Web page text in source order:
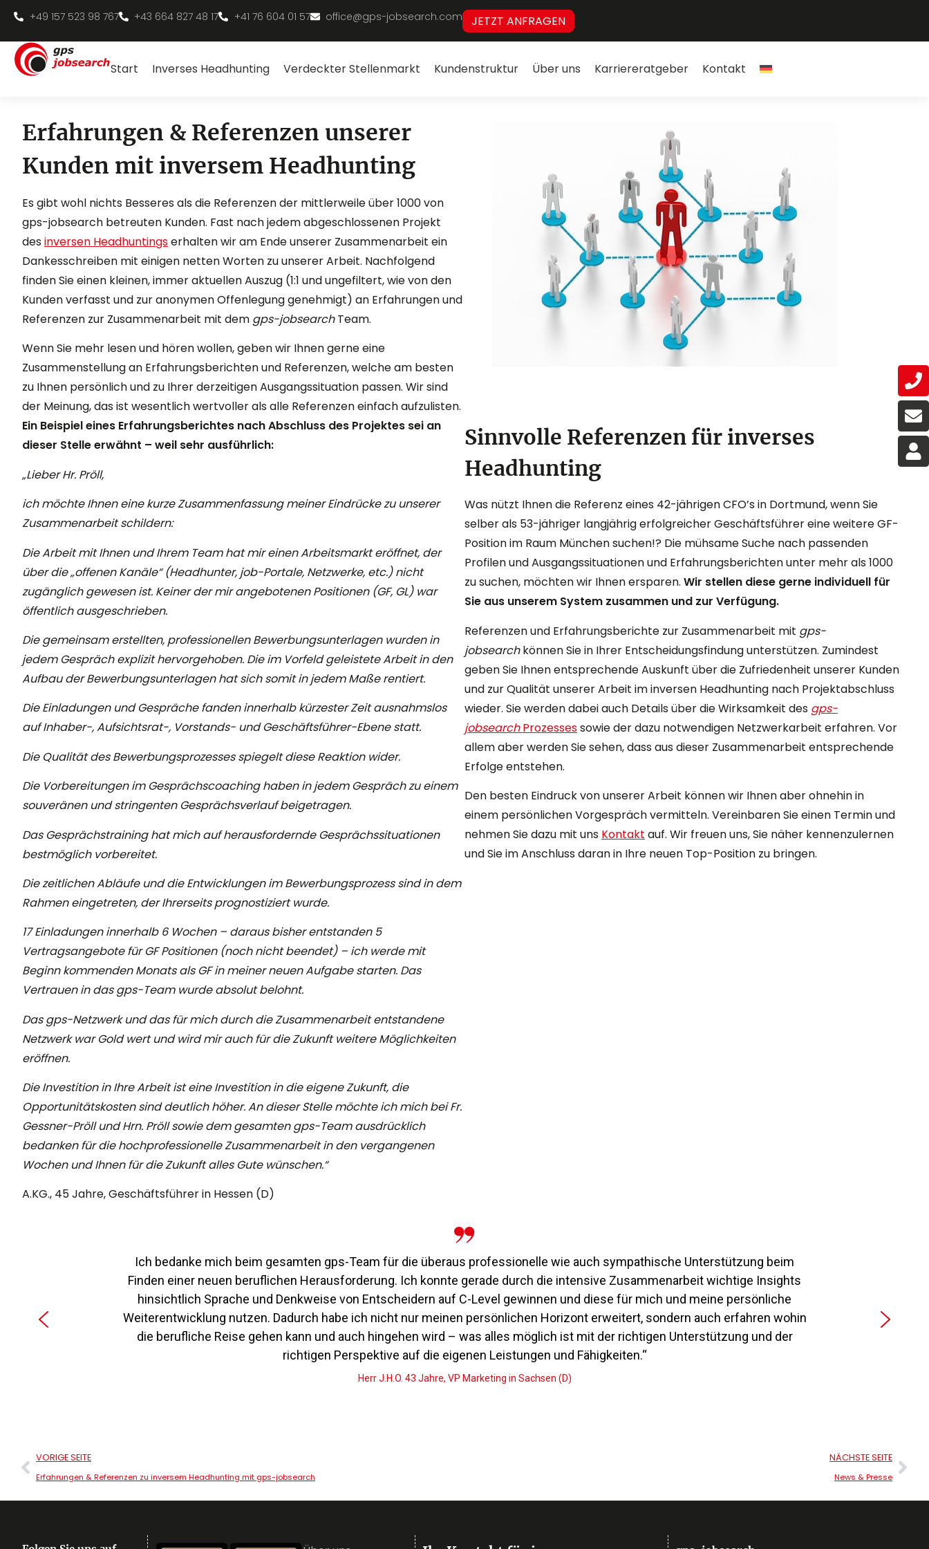
+49 157 523 98 767 +43 664 827 48 17 +41 76 604 01 57 office@gps-jobsearch.com JETZT ANFRAGEN
Start Inverses Headhunting Verdeckter Stellenmarkt Kundenstruktur Über uns Karriereratgeber Kontakt
Erfahrungen & Referenzen unserer
Kunden mit inversem Headhunting
Es gibt wohl nichts Besseres als die Referenzen der mittlerweile über 1000 von
gps-jobsearch betreuten Kunden. Fast nach jedem abgeschlossenen Projekt
desinversen Headhuntingserhalten wir am Ende unserer Zusammenarbeit ein
Dankesschreiben mit einigen netten Worten zu unserer Arbeit. Nachfolgend
finden Sie einen kleinen, immer aktuellen Auszug (1:1 und ungefiltert, wie von den
Kunden verfasst und zur anonymen Offenlegung genehmigt) an Erfahrungen und
Referenzen zur Zusammenarbeit mit dem gps-jobsearchTeam.
Wenn Sie mehr lesen und hören wollen, geben wir Ihnen gerne eine
Zusammenstellung an Erfahrungsberichten und Referenzen, welche am besten
zu Ihnen persönlich und zu Ihrer derzeitigen Ausgangssituation passen. Wir sind
der Meinung, das ist wesentlich wertvoller als alle Referenzen einfach aufzulisten.
Ein Beispiel eines Erfahrungsberichtes nach Abschluss des Projektes sei an
dieser Stelle erwähnt – weil sehr ausführlich:
„Lieber Hr. Pröll,
ich möchte Ihnen eine kurze Zusammenfassung meiner Eindrücke zu unserer
Zusammenarbeit schildern:
Die Arbeit mit Ihnen und Ihrem Team hat mir einen Arbeitsmarkt eröffnet, der
über die „offenen Kanäle“ (Headhunter, job-Portale, Netzwerke, etc.) nicht
zugänglich gewesen ist. Keiner der mir angebotenen Positionen (GF, GL) war
öffentlich ausgeschrieben.
Die gemeinsam erstellten, professionellen Bewerbungsunterlagen wurden in
jedem Gespräch explizit hervorgehoben. Die im Vorfeld geleistete Arbeit in den
Aufbau der Bewerbungsunterlagen hat sich somit in jedem Maße rentiert.
Die Einladungen und Gespräche fanden innerhalb kürzester Zeit ausnahmslos
auf Inhaber-, Aufsichtsrat-, Vorstands- und Geschäftsführer-Ebene statt.
Die Qualität des Bewerbungsprozesses spiegelt diese Reaktion wider.
Die Vorbereitungen im Gesprächscoaching haben in jedem Gespräch zu einem
souveränen und stringenten Gesprächsverlauf beigetragen.
Das Gesprächstraining hat mich auf herausfordernde Gesprächssituationen
bestmöglich vorbereitet.
Die zeitlichen Abläufe und die Entwicklungen im Bewerbungsprozess sind in dem
Rahmen eingetreten, der Ihrerseits prognostiziert wurde.
17 Einladungen innerhalb 6 Wochen – daraus bisher entstanden 5
Vertragsangebote für GF Positionen (noch nicht beendet) – ich werde mit
Beginn kommenden Monats als GF in meiner neuen Aufgabe starten. Das
Vertrauen in das gps-Team wurde absolut belohnt.
Das gps-Netzwerk und das für mich durch die Zusammenarbeit entstandene
Netzwerk war Gold wert und wird mir auch für die Zukunft weitere Möglichkeiten
eröffnen.
Die Investition in Ihre Arbeit ist eine Investition in die eigene Zukunft, die
Opportunitätskosten sind deutlich höher. An dieser Stelle möchte ich mich bei Fr.
Gessner-Pröll und Hrn. Pröll sowie dem gesamten gps-Team ausdrücklich
bedanken für die hochprofessionelle Zusammenarbeit in den vergangenen
Wochen und Ihnen für die Zukunft alles Gute wünschen.“
A.KG., 45 Jahre, Geschäftsführer in Hessen (D)
Sinnvolle Referenzen für inverses
Headhunting
Was nützt Ihnen die Referenz eines 42-jährigen CFO’s in Dortmund, wenn Sie
selber als 53-jähriger langjährig erfolgreicher Geschäftsführer eine weitere GF-
Position im Raum München suchen!? Die mühsame Suche nach passenden
Profilen und Ausgangssituationen und Erfahrungsberichten unter mehr als 1000
zu suchen, möchten wir Ihnen ersparen. Wir stellen diese gerne individuell für
Sie aus unserem System zusammen und zur Verfügung.
Referenzen und Erfahrungsberichte zur Zusammenarbeit mit gps-
jobsearchkönnen Sie in Ihrer Entscheidungsfindung unterstützen. Zumindest
geben Sie Ihnen entsprechende Auskunft über die Zufriedenheit unserer Kunden
und zur Qualität unserer Arbeit im inversen Headhunting nach Projektabschluss
wieder. Sie werden dabei auch Details über die Wirksamkeit des gps-
jobsearchProzessessowie der dazu notwendigen Netzwerkarbeit erfahren. Vor
allem aber werden Sie sehen, dass aus dieser Zusammenarbeit entsprechende
Erfolge entstehen.
Den besten Eindruck von unserer Arbeit können wir Ihnen aber ohnehin in
einem persönlichen Vorgespräch vermitteln. Vereinbaren Sie einen Termin und
nehmen Sie dazu mit uns Kontakt auf. Wir freuen uns, Sie näher kennenzulernen
und Sie im Anschluss daran in Ihre neuen Top-Position zu bringen.
Ich bedanke mich beim gesamten gps-Team für die überaus professionelle wie auch sympathische Unterstützung beim
Finden einer neuen beruflichen Herausforderung. Ich konnte gerade durch die intensive Zusammenarbeit wichtige Insights
hinsichtlich Sprache und Denkweise von Entscheidern auf C-Level gewinnen und diese für mich und meine persönliche
Weiterentwicklung nutzen. Dadurch habe ich nicht nur meinen persönlichen Horizont erweitert, sondern auch erfahren wohin
die berufliche Reise gehen kann und auch hingehen wird – was alles möglich ist mit der richtigen Unterstützung und der
richtigen Perspektive auf die eigenen Leistungen und Fähigkeiten.“
Herr J.H.O. 43 Jahre, VP Marketing in Sachsen (D)
VORIGE SEITE
Erfahrungen & Referenzen zu inversem Headhunting mit gps-jobsearch
NÄCHSTE SEITE
News & Presse